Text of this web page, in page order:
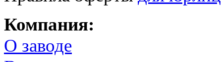
Компания:
О заводе